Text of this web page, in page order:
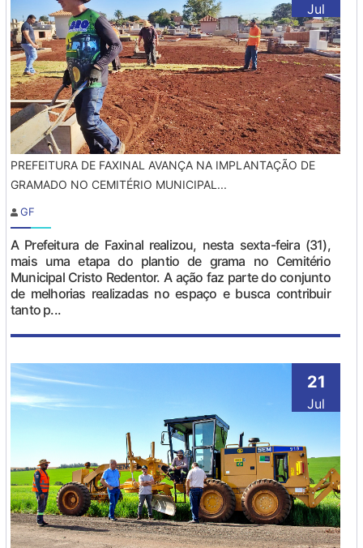
Jul
PREFEITURA DE FAXINAL AVANÇA NA IMPLANTAÇÃO DE
GRAMADO NO CEMITÉRIO MUNICIPAL...
GF
A Prefeitura de Faxinal realizou, nesta sexta-feira (31),
mais uma etapa do plantio de grama no Cemitério
Municipal Cristo Redentor. A ação faz parte do conjunto
de melhorias realizadas no espaço e busca contribuir
tanto p...
21
Jul